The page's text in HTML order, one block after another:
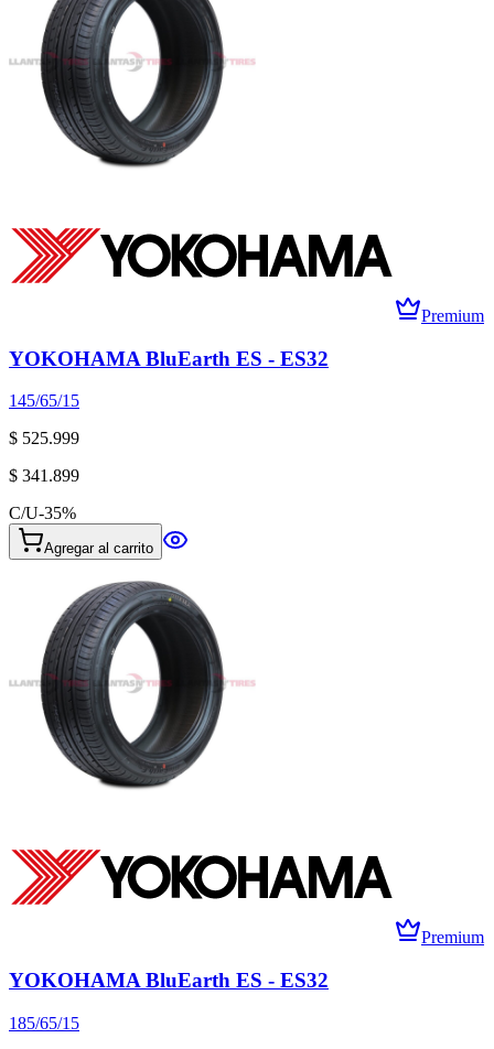
Premium
YOKOHAMA BluEarth ES - ES32
145/65/15
$ 525.999
$ 341.899
C/U-35%
Agregar al carrito
Premium
YOKOHAMA BluEarth ES - ES32
185/65/15